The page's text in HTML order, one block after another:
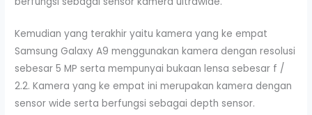
Kemudian yang terakhir yaitu kamera yang ke empat
Samsung Galaxy A9 menggunakan kamera dengan resolusi
sebesar 5 MP serta mempunyai bukaan lensa sebesar f /
2.2. Kamera yang ke empat ini merupakan kamera dengan
sensor wide serta berfungsi sebagai depth sensor.